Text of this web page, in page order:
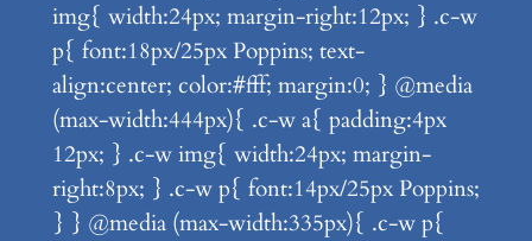
img{ width:24px; margin-right:12px; } .c-w
p{ font:18px/25px Poppins; text-
align:center; color:#fff; margin:0; } @media
(max-width:444px){ .c-w a{ padding:4px
12px; } .c-w img{ width:24px; margin-
right:8px; } .c-w p{ font:14px/25px Poppins;
} } @media (max-width:335px){ .c-w p{